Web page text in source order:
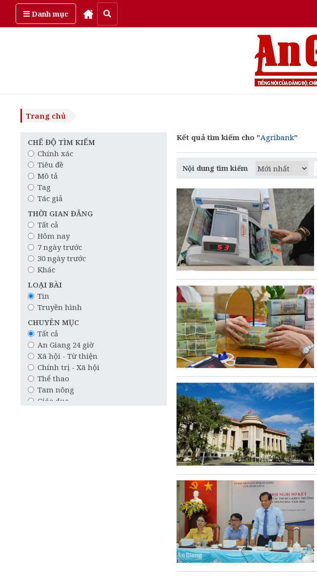
Danh mục
Thứ bảy, ngày 8/08/2026
Trang chủ
CHẾ ĐỘ TÌM KIẾM
Chính xác
Tiêu đề
Mô tả
Tag
Tác giả
THỜI GIAN ĐĂNG
Tất cả
Hôm nay
7 ngày trước
30 ngày trước
Khác
LOẠI BÀI
Tin
Truyền hình
CHUYÊN MỤC
Tất cả
An Giang 24 giờ
Xã hội - Từ thiện
Chính trị - Xã hội
Thể thao
Tam nông
Giáo dục
Kết quả tìm kiếm cho "Agribank"
Nội dung tìm kiếm